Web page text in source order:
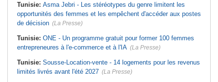
Tunisie: Asma Jebri - Les stéréotypes du genre limitent les
opportunités des femmes et les empêchent d'accéder aux postes
de décision (La Presse)
Tunisie: ONE - Un programme gratuit pour former 100 femmes
entrepreneures à l'e-commerce et à l'IA (La Presse)
Tunisie: Sousse-Location-vente - 14 logements pour les revenus
limités livrés avant l'été 2027 (La Presse)